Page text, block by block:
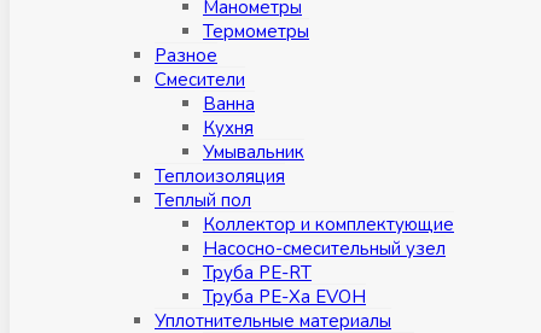
Манометры
Термометры
Разное
Смесители
Ванна
Кухня
Умывальник
Теплоизоляция
Теплый пол
Коллектор и комплектующие
Насосно-смесительный узел
Труба PE-RT
Труба PE-Xa EVOH
Уплотнительные материалы